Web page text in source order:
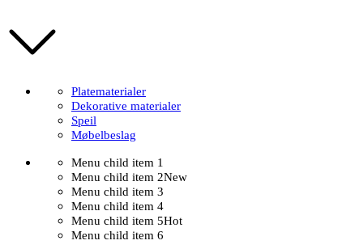
Platematerialer
Dekorative materialer
Speil
Møbelbeslag
Menu child item 1
Menu child item 2New
Menu child item 3
Menu child item 4
Menu child item 5Hot
Menu child item 6